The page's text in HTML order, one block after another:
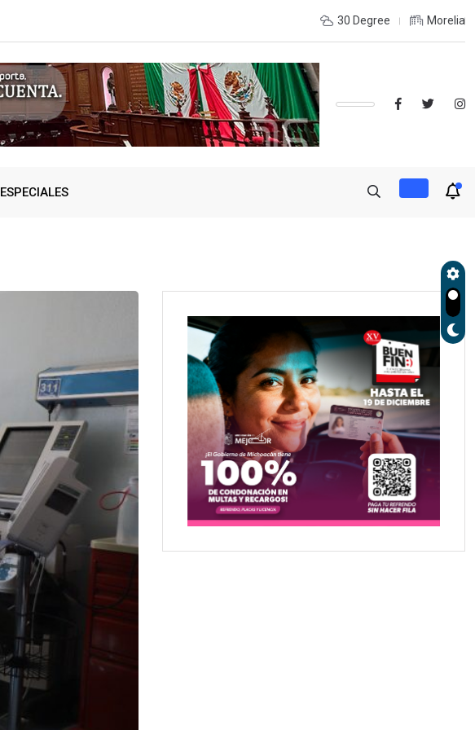
ESTE MIÉRCOLES, UMSNH LANZA TERCERA CONVOCATORIA DE NUEVO
30 Degree Morelia
ESPECIALES